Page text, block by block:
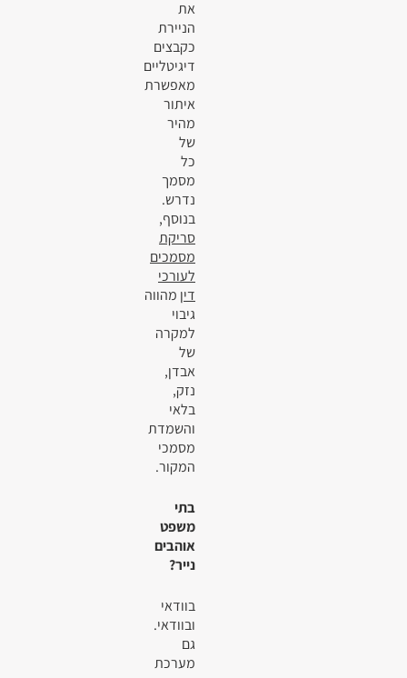
את
הניירת
כקבצים
דיגיטליים
מאפשרת
איתור
מהיר
של
כל
מסמך
נדרש.
בנוסף,
סריקת
מסמכים
לעורכי
דין מהווה
גיבוי
למקרה
של
אבדן,
נזק,
בלאי
והשמדת
מסמכי
המקור.
בתי
משפט
אוהבים
נייר?
בוודאי
ובוודאי.
גם
מערכת